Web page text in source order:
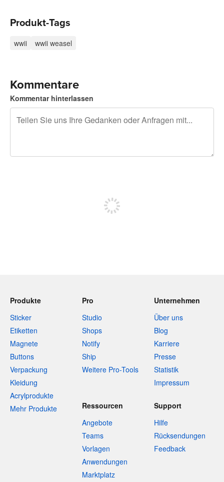
Produkt-Tags
wwii wwii weasel
Kommentare
Kommentar hinterlassen
Produkte
Sticker
Etiketten
Magnete
Buttons
Verpackung
Kleidung
Acrylprodukte
Mehr Produkte
Pro
Studio
Shops
Notify
Ship
Weitere Pro-Tools
Unternehmen
Über uns
Blog
Karriere
Presse
Statistik
Impressum
Ressourcen
Angebote
Teams
Vorlagen
Anwendungen
Marktplatz
Support
Hilfe
Rücksendungen
Feedback